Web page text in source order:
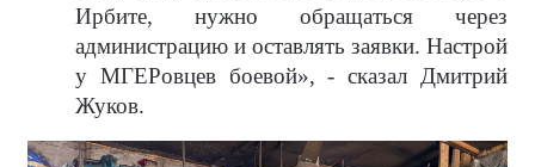
Ирбите, нужно обращаться через
администрацию и оставлять заявки. Настрой
у МГЕРовцев боевой», - сказал Дмитрий
Жуков.